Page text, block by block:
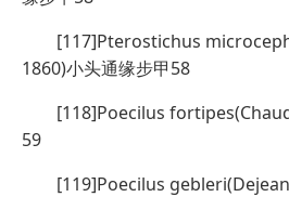
[117]Pterostichus
1860)小头通缘步甲58
[118]Poecilus
59
[119]Poecilus